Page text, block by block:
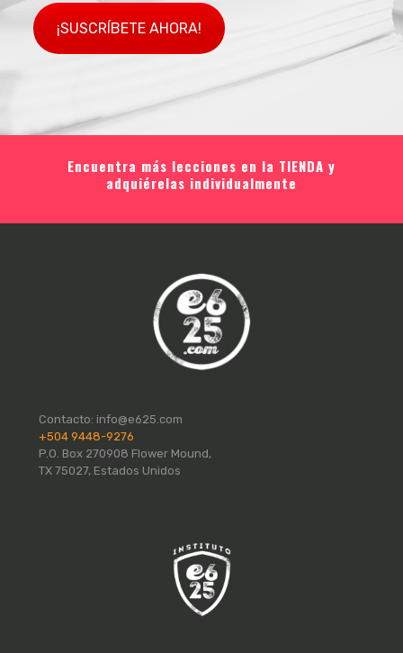
¡SUSCRÍBETE AHORA!
Encuentra más lecciones en la TIENDA y
adquiérelas individualmente
Contacto: info@e625.com
+504 9448-9276
P.O. Box 270908 Flower Mound,
TX 75027, Estados Unidos